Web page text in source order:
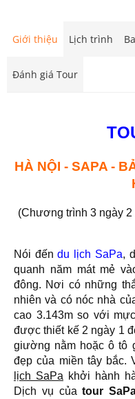
Giới thiệu Lịch trình
Đánh giá Tour
HÀ NỘI - SAPA -
(Chương trình 3 ngày
Nói đếndu lịch SaPa,
quanh năm mát mẻ
đông. Nơi có những
nhiên và có nóc nhà
cao 3.143m so với
được thiết kế 2 ngày 1
giường nằm hoặc ô tô
đẹp của miền tây bắc.
lịch SaPa khởi hành
Dịch vụ củatour